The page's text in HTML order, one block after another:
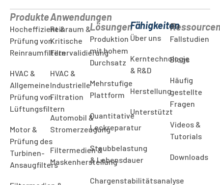
Produkte
Hocheffizient &
Prüfung von
Reinraumfiltern
HVAC &
Allgemeine
Prüfung von
Lüftungsfiltern
Motor &
Prüfung des
Turbinen-
Ansaugfilters
Anwendungen
Reinraum &
Kritische
Filtervalidierung
HVAC &
Industrielle
Filtration
Automobil &
Stromerzeugung
Filtermedien &
Maskenherstellung
Lösungen
Produktion
mit hohem
Durchsatz
Mehrstufige
Plattform
Quantitative
Leckreparatur
Staubbelastung
& Lebensdauer
Chargenstabilitätsanalyse
Fähigkeiten
Über uns
Kerntechnologie
& R&D
Herstellung
Unterstützt
Fallstudien
Blogs
Häufig
gestellte
Fragen
Videos &
Tutorials
Downloads